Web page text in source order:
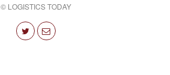
© LOGISTICS TODAY